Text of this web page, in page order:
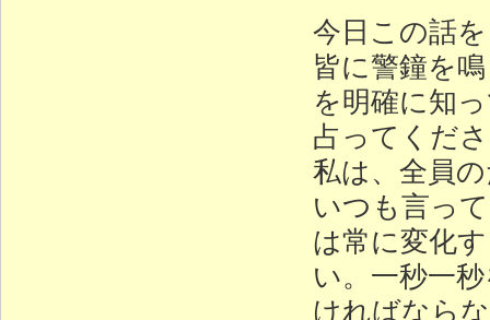
今日この話
皆に警鐘を
を明確に知
占ってくだ
私は、全員
いつも言っ
は常に変化
い。一秒一
ければなら